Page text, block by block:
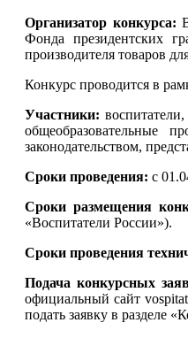
Организатор конкурса:
Фонда президентских
производителя товаров
Конкурс проводится в
Участники:
общеобразовательные
законодательством,
Сроки проведения: с
Сроки размещения
«Воспитатели России»).
Сроки проведения
Подача конкурсных
официальный сайт
подать заявку в разделе